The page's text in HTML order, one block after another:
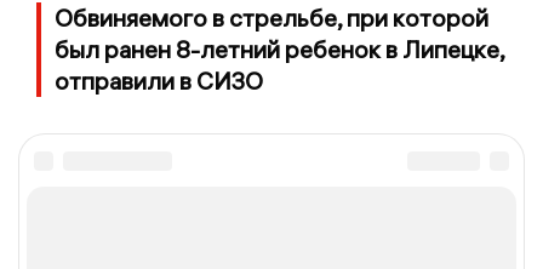
Обвиняемого в стрельбе, при которой
был ранен 8-летний ребенок в Липецке,
отправили в СИЗО